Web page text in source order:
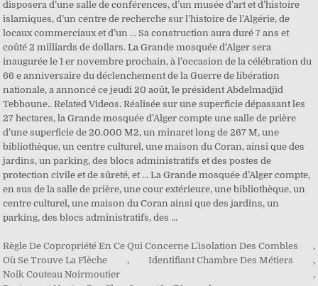
disposera d’une salle de conférences, d’un musée d’art et d’histoire
islamiques, d’un centre de recherche sur l’histoire de l’Algérie, de
locaux commerciaux et d’un … Sa construction aura duré 7 ans et
coûté 2 milliards de dollars. La Grande mosquée d’Alger sera
inaugurée le 1 er novembre prochain, à l’occasion de la célébration du
66 e anniversaire du déclenchement de la Guerre de libération
nationale, a annoncé ce jeudi 20 août, le président Abdelmadjid
Tebboune.. Related Videos. Réalisée sur une superficie dépassant les
27 hectares, la Grande mosquée d’Alger compte une salle de prière
d’une superficie de 20.000 M2, un minaret long de 267 M, une
bibliothèque, un centre culturel, une maison du Coran, ainsi que des
jardins, un parking, des blocs administratifs et des postes de
protection civile et de sûreté, et … La Grande mosquée d’Alger compte,
en sus de la salle de prière, une cour extérieure, une bibliothèque, un
centre culturel, une maison du Coran ainsi que des jardins, un
parking, des blocs administratifs, des …
Règle De Copropriété En Ce Qui Concerne L'isolation Des Combles
,
Où Se Trouve La Flèche
, Identifiant Chambre Des Métiers
,
Noik Couteau Noirmoutier
,